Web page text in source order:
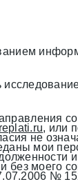
, или
не
мои
моего
№